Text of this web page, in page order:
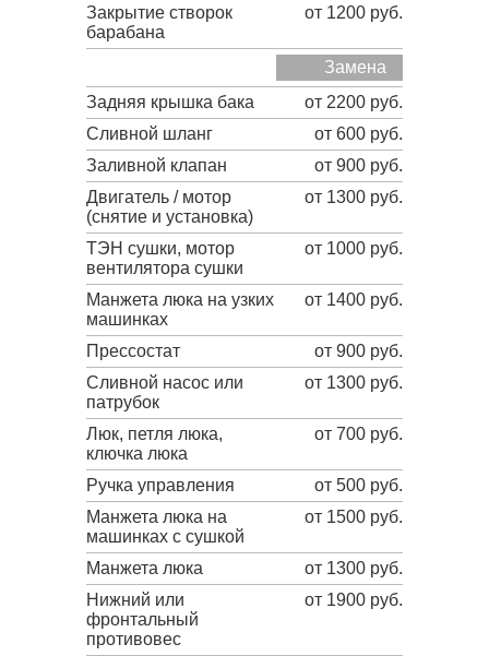
Закрытие створок
барабана
от 1200 руб.
Замена
Задняя крышка бака
от 2200 руб.
Сливной шланг
от 600 руб.
Заливной клапан
от 900 руб.
Двигатель / мотор
(снятие и установка)
от 1300 руб.
ТЭН сушки, мотор
вентилятора сушки
от 1000 руб.
Манжета люка на узких
машинках
от 1400 руб.
Прессостат
от 900 руб.
Сливной насос или
патрубок
от 1300 руб.
Люк, петля люка,
ключка люка
от 700 руб.
Ручка управления
от 500 руб.
Манжета люка на
машинках с сушкой
от 1500 руб.
Манжета люка
от 1300 руб.
Нижний или
фронтальный
противовес
от 1900 руб.